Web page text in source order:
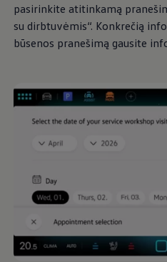
pasirinkite atitinkamą
su dirbtuvėmis“. Konkrečią
būsenos pranešimą gausite